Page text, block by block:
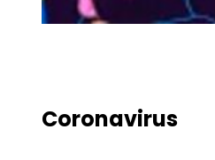
Coronavirus